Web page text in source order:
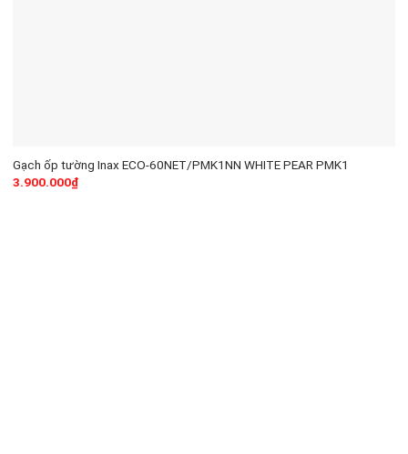
Gạch ốp tường Inax ECO-60NET/PMK1NN WHITE PEAR PMK1
3.900.000₫